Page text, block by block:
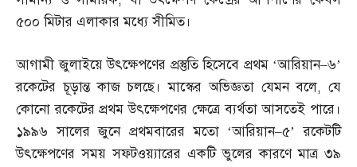
৫০০ মিটার এলাকার মধ্যে সীমিত।
আগামী জুলাইয়ে উৎক্ষেপণের প্রস্তুতি হিসেবে প্রথম ‘আরিয়ান–৬’
রকেটের চূড়ান্ত কাজ চলছে। মাস্কের অভিজ্ঞতা যেমন বলে, যে
কোনো রকেটের প্রথম উৎক্ষেপণের ক্ষেত্রে ব্যর্থতা আসতেই পারে।
১৯৯৬ সালের জুনে প্রথমবারের মতো ‘আরিয়ান–৫’ রকেটটি
উৎক্ষেপণের সময় সফটওয়্যারের একটি ভুলের কারণে মাত্র ৩৯